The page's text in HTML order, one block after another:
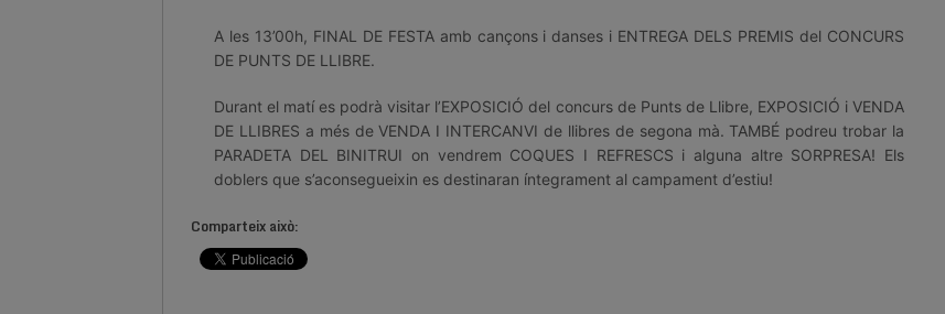
A les 13’00h, FINAL DE FESTA amb cançons i danses i ENTREGA DELS PREMIS del CONCURS
DE PUNTS DE LLIBRE.
Durant el matí es podrà visitar l’EXPOSICIÓ del concurs de Punts de Llibre, EXPOSICIÓ i VENDA
DE LLIBRES a més de VENDA I INTERCANVI de llibres de segona mà. TAMBÉ podreu trobar la
PARADETA DEL BINITRUI on vendrem COQUES I REFRESCS i alguna altre SORPRESA! Els
doblers que s’aconsegueixin es destinaran íntegrament al campament d’estiu!
Comparteix això: